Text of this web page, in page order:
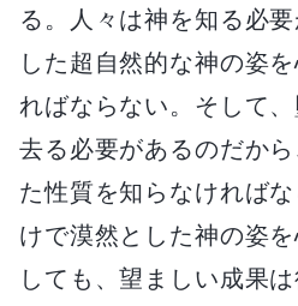
る。人々は神を知る必
した超自然的な神の姿
ればならない。そして
去る必要があるのだか
た性質を知らなければ
けで漠然とした神の姿
しても、望ましい成果